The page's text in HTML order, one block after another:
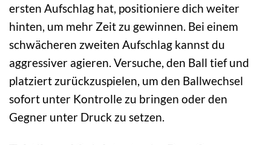
ersten Aufschlag hat, positioniere dich weiter
hinten, um mehr Zeit zu gewinnen. Bei einem
schwächeren zweiten Aufschlag kannst du
aggressiver agieren. Versuche, den Ball tief und
platziert zurückzuspielen, um den Ballwechsel
sofort unter Kontrolle zu bringen oder den
Gegner unter Druck zu setzen.